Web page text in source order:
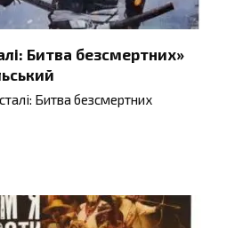
Битва безсмертних»
Битва безсмертних